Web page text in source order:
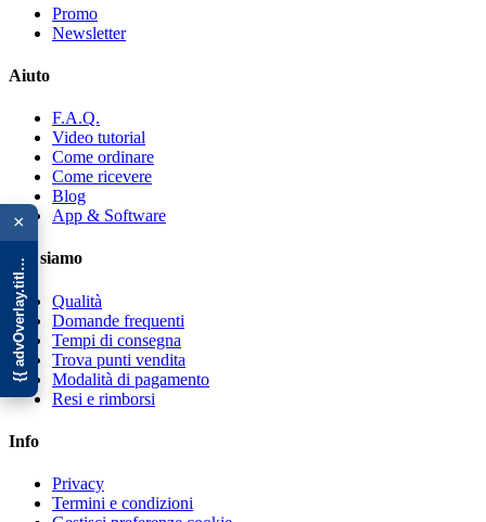
×
{{ advOverlay.title || 'Promo' }}
Promo
Newsletter
Aiuto
F.A.Q.
Video tutorial
Come ordinare
Come ricevere
Blog
App & Software
Chi siamo
Qualità
Domande frequenti
Tempi di consegna
Trova punti vendita
Modalità di pagamento
Resi e rimborsi
Info
Privacy
Termini e condizioni